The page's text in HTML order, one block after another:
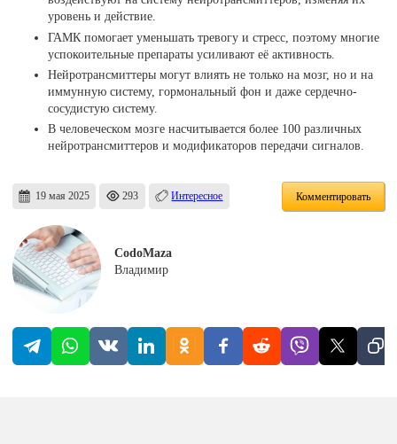
уровень и действие.
ГАМК помогает уменьшать тревогу и стресс, поэтому многие
успокоительные препараты усиливают её активность.
Нейротрансмиттеры могут влиять не только на мозг, но и на
иммунную систему, гормональный фон и даже сердечно-
сосудистую систему.
В человеческом мозге насчитывается более 100 различных
нейротрансмиттеров и модификаторов передачи сигналов.
19 мая 2025 293 Интересное Комментировать
CodoMaza
Владимир